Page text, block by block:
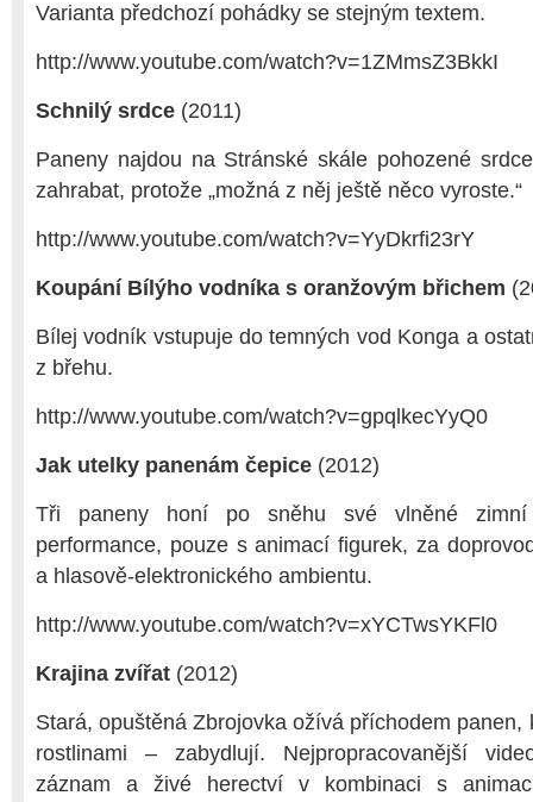
Varianta předchozí pohádky se stejným textem.
http://www.youtube.com/watch?v=1ZMmsZ3BkkI
Schnilý srdce (2011)
Paneny najdou na Stránské skále pohozené
zahrabat, protože „možná z něj ještě něco vyroste.“
http://www.youtube.com/watch?v=YyDkrfi23rY
Koupání Bílýho vodníka s oranžovým břichem
Bílej vodník vstupuje do temných vod Konga a
z břehu.
http://www.youtube.com/watch?v=gpqlkecYyQ0
Jak utelky panenám čepice (2012)
Tři paneny honí po sněhu své vlněné
performance, pouze s animací figurek, za
a hlasově-elektronického ambientu.
http://www.youtube.com/watch?v=xYCTwsYKFl0
Krajina zvířat (2012)
Stará, opuštěná Zbrojovka ožívá příchodem panen,
rostlinami – zabydlují. Nejpropracovanější
záznam a živé herectví v kombinaci s